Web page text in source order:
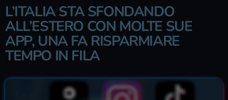
L’ITALIA STA SFONDANDO
ALL’ESTERO CON MOLTE SUE
APP, UNA FA RISPARMIARE
TEMPO IN FILA